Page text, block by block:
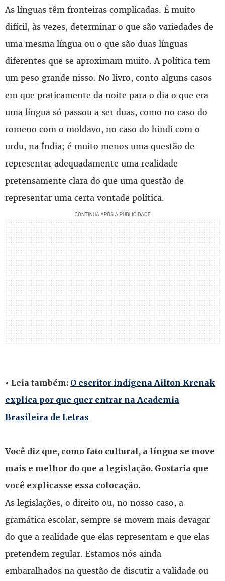
As línguas têm fronteiras complicadas. É muito
difícil, às vezes, determinar o que são variedades de
uma mesma língua ou o que são duas línguas
diferentes que se aproximam muito. A política tem
um peso grande nisso. No livro, conto alguns casos
em que praticamente da noite para o dia o que era
uma língua só passou a ser duas, como no caso do
romeno com o moldavo, no caso do hindi com o
urdu, na Índia; é muito menos uma questão de
representar adequadamente uma realidade
pretensamente clara do que uma questão de
representar uma certa vontade política.
• Leia também: O escritor indígena Ailton Krenak
explica por que quer entrar na Academia
Brasileira de Letras
Você diz que, como fato cultural, a língua se move
mais e melhor do que a legislação. Gostaria que
você explicasse essa colocação.
As legislações, o direito ou, no nosso caso, a
gramática escolar, sempre se movem mais devagar
do que a realidade que elas representam e que elas
pretendem regular. Estamos nós ainda
embaralhados na questão de discutir a validade ou